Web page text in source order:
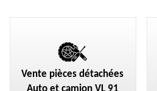
Vente pièces détachées
Auto et camion VL 91